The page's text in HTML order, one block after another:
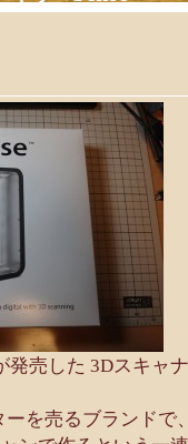
発売した 3Dスキャ
を売るブランドで